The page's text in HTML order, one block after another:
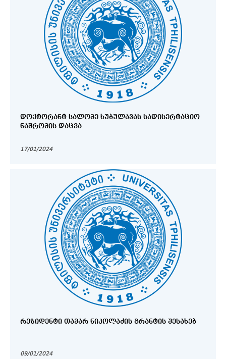
ᲓᲝᲥᲢᲝᲠᲐᲜᲢ ᲡᲐᲚᲝᲛᲔ ᲮᲣᲑᲣᲚᲐᲕᲐᲡ ᲡᲐᲓᲘᲡᲔᲠᲢᲐᲪᲘᲝ
ᲜᲐᲨᲠᲝᲛᲘᲡ ᲓᲐᲪᲕᲐ
17/01/2024
ᲠᲔᲖᲘᲓᲔᲜᲢᲘ ᲗᲐᲛᲐᲠ ᲜᲘᲙᲝᲚᲐᲫᲘᲡ ᲒᲠᲐᲜᲢᲘᲡ ᲨᲔᲡᲐᲮᲔᲑ
09/01/2024